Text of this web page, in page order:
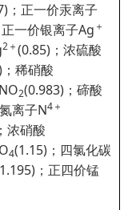
；正一价汞离子
一价银离子Ag ＋
2＋(0.85)；浓硫酸
稀硝酸
2(0.983)；碲酸
离子N4＋
浓硝酸
4(1.15)；四氯化碳
；正四价锰